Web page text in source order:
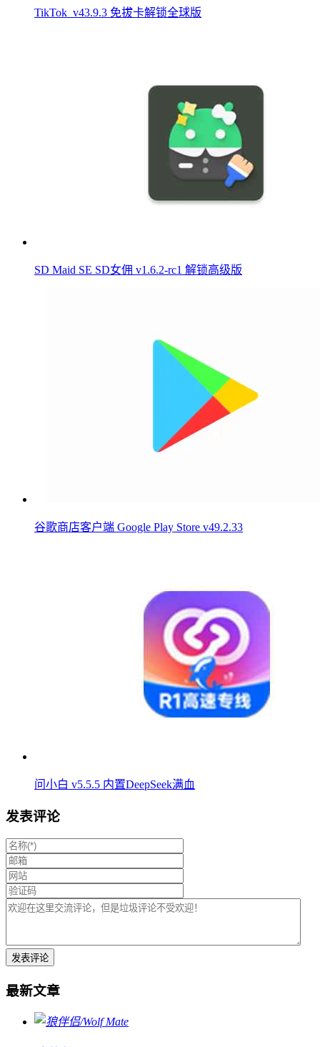
TikTok_v43.9.3 免拔卡解锁全球版
SD Maid SE SD女佣 v1.6.2-rc1 解锁高级版
谷歌商店客户端 Google Play Store v49.2.33
问小白 v5.5.5 内置DeepSeek满血
发表评论
最新文章